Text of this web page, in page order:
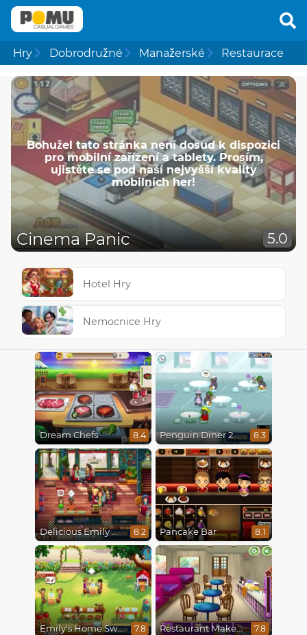
Hry Dobrodružné Manažerské Restaurace
Bohužel tato stránka není dosud k dispozici
pro mobilní zařízení a tablety. Prosím,
ujistěte se pod naší nejvyšší kvality
mobilních her!
Cinema Panic 5.0
Hotel Hry
Nemocnice Hry
Dream Chefs 8.4 Penguin Diner 2 8.3
Delicious Emily New Beginning 8.2 Pancake Bar 8.1
Emily's Home Sweet Home 7.8 Restaurant Makeover 7.8